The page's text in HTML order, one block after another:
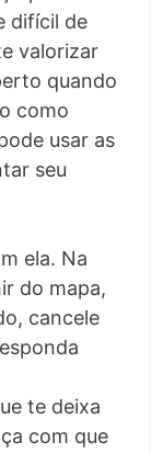
difícil de
valorizar
quando
como
usar as
seu
ela. Na
do mapa,
cancele
te deixa
com que